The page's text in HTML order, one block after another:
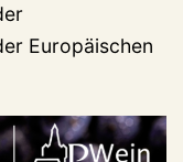
Europäischen